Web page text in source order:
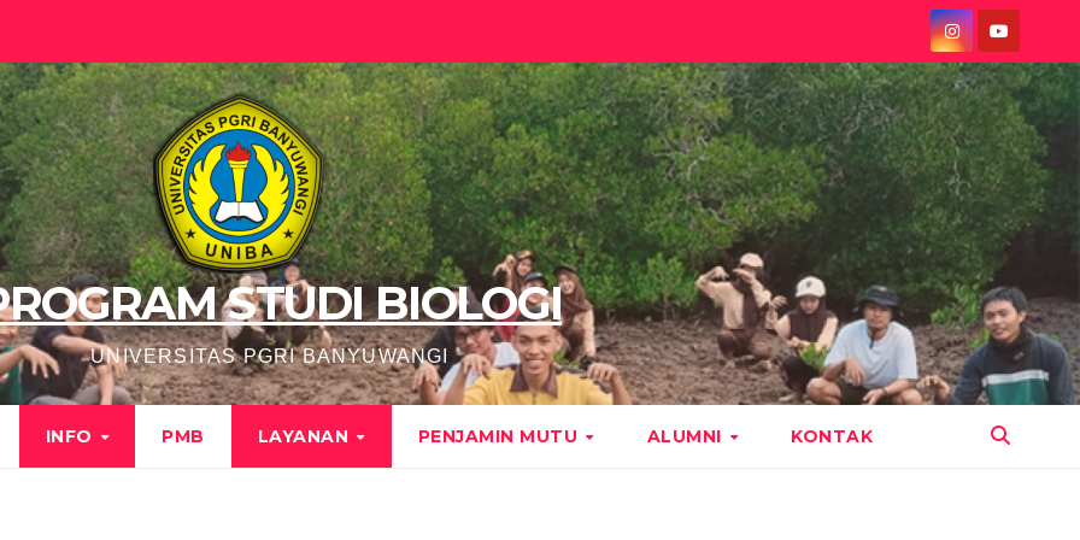
STUDI BIOLOGI
UNIVERSITAS PGRI BANYUWANGI
INFO PMB LAYANAN PENJAMIN MUTU ALUMNI KONTAK